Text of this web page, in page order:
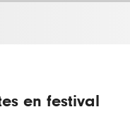
en festival